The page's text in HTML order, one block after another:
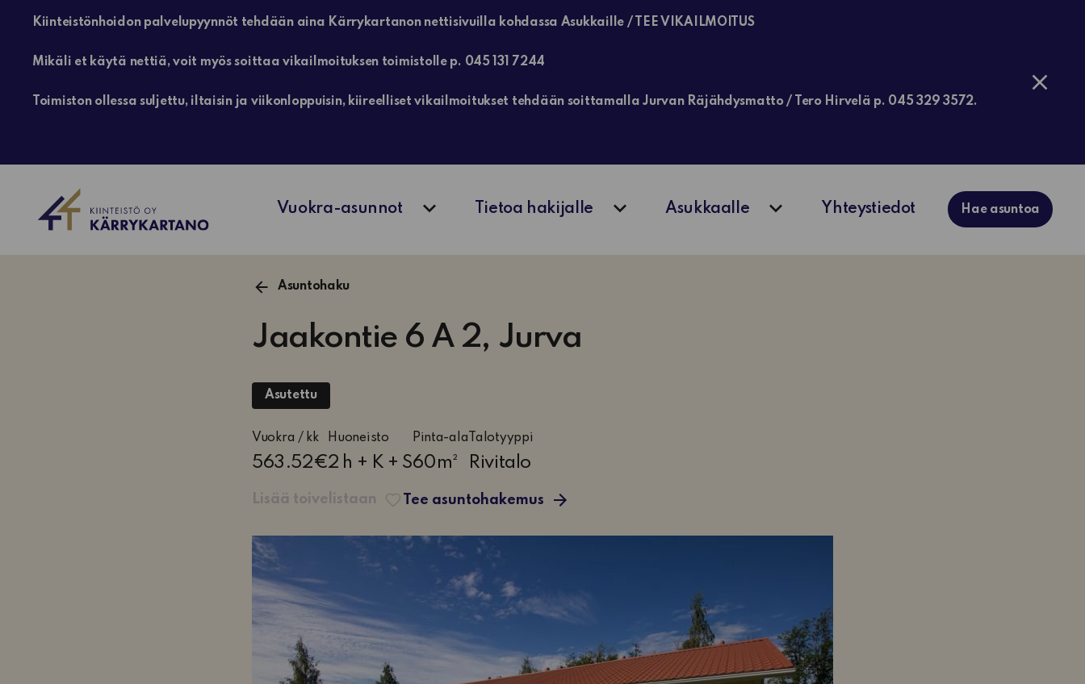
Kiinteistönhoidon palvelupyynnöt tehdään aina Kärrykartanon nettisivuilla kohdassa Asukkaille / TEE VIKAILMOITUS
Mikäli et käytä nettiä, voit myös soittaa vikailmoituksen toimistolle p. 045 131 7244
Toimiston ollessa suljettu, iltaisin ja viikonloppuisin, kiireelliset vikailmoitukset tehdään soittamalla Jurvan Räjähdysmatto / Tero Hirvelä p. 045 329 3572.
Vuokra-asunnot
Tietoa hakijalle
Asukkaalle
Yhteystiedot Hae asuntoa
Asuntohaku
Jaakontie 6 A 2, Jurva
Asutettu
Vuokra / kk
563.52€
Huoneisto
2 h + K + S
2
huonetta,
ja
Pinta-ala
60m²
Talotyyppi
Rivitalo
Lisää toivelistaan Tee asuntohakemus